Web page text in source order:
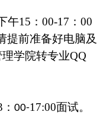
午15 ： 00-17 ： 00
提前准备好电脑及
学院转专业QQ
： 00-17:00面试。